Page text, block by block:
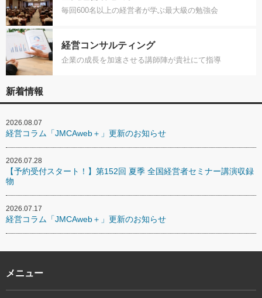
毎回600名以上の経営者が学ぶ最大級の勉強会
経営コンサルティング
企業の成長を加速させる講師陣が貴社にて指導
新着情報
2026.08.07
経営コラム「JMCAweb＋」更新のお知らせ
2026.07.28
【予約受付スタート！】第152回 夏季 全国経営者セミナー講演収録
物
2026.07.17
経営コラム「JMCAweb＋」更新のお知らせ
メニュー